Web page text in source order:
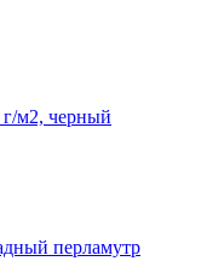
г/м2, черный
перламутр